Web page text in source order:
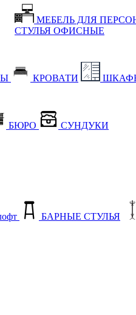
МЕБЕЛЬ ДЛЯ
СТУЛЬЯ ОФИСНЫЕ
КРОВАТИ
БЮРО СУНДУКИ
БАРНЫЕ СТУЛЬЯ